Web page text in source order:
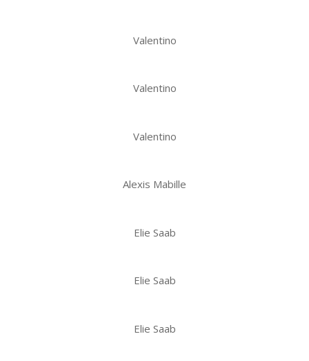
Valentino
Valentino
Valentino
Alexis Mabille
Elie Saab
Elie Saab
Elie Saab